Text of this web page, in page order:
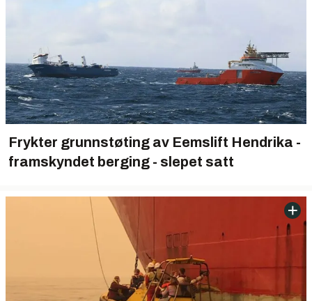
Frykter grunnstøting av Eemslift Hendrika -
framskyndet berging - slepet satt